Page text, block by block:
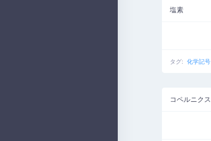
塩素
タグ: 化学記号
コペルニクス